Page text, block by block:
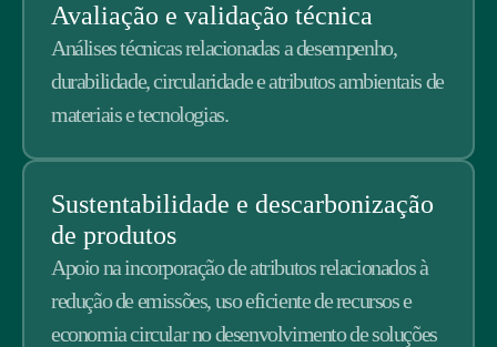
Avaliação e validação técnica
Análises técnicas relacionadas a desempenho,
durabilidade, circularidade e atributos ambientais de
materiais e tecnologias.
Sustentabilidade e descarbonização
de produtos
Apoio na incorporação de atributos relacionados à
redução de emissões, uso eficiente de recursos e
economia circular no desenvolvimento de soluções